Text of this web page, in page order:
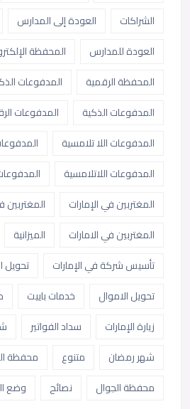
الشراكات
العودة إلى المدارس
العودة للمدارس
المحفظة
المحفظة الرقمية
المدفوعات
المدفوعات الذكية
المدفوعات
المدفوعات اللا تلامسية
المدفوعات اللاتلامسية
المغتربين في الإمارات
المغتربين
المغتربين في الامارات
الميزانية
تأسيس شركة في الإمارات
تحويل
تحويل الاموال
خدمات باييت
زيارة الإمارات
سداد الفواتير
شهر رمضان
متنوع
محفظة
محفظة الجوال
نصائح وضع